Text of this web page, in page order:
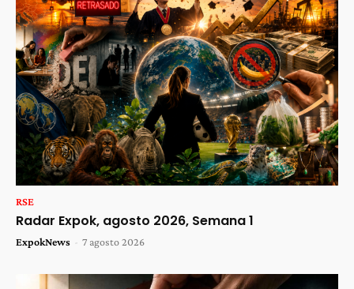
RSE
Radar Expok, agosto 2026, Semana 1
ExpokNews - 7 agosto 2026